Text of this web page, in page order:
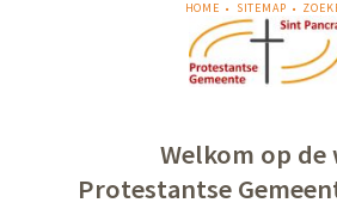
NAVIGATIE
OVERSLAAN
HOME SITEMAP
Welkom op de
Protestantse